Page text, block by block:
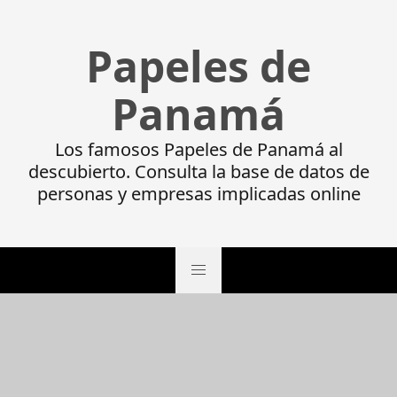
Papeles de
Panamá
Los famosos Papeles de Panamá al
descubierto. Consulta la base de datos de
personas y empresas implicadas online